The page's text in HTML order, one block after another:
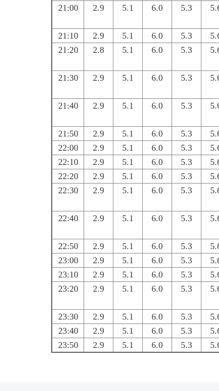
21:00
2.9 5.1 6.0 5.3
21:10 2.9 5.1 6.0 5.3
21:20
2.8 5.1 6.0 5.3
21:30 2.9 5.1 6.0 5.3
21:40 2.9 5.1 6.0 5.3
21:50 2.9 5.1 6.0 5.3
22:00
2.9 5.1 6.0 5.3
22:10
2.9 5.1 6.0 5.3
22:20
2.9 5.1 6.0 5.3
22:30
2.9 5.1 6.0 5.3
22:40 2.9 5.1 6.0 5.3
22:50 2.9 5.1 6.0 5.3
23:00
2.9 5.1 6.0 5.3
23:10
2.9 5.1 6.0 5.3
23:20
2.9 5.1 6.0 5.3
23:30 2.9 5.1 6.0 5.3
23:40
2.9 5.1 6.0 5.3
23:50
2.9 5.1 6.0 5.3